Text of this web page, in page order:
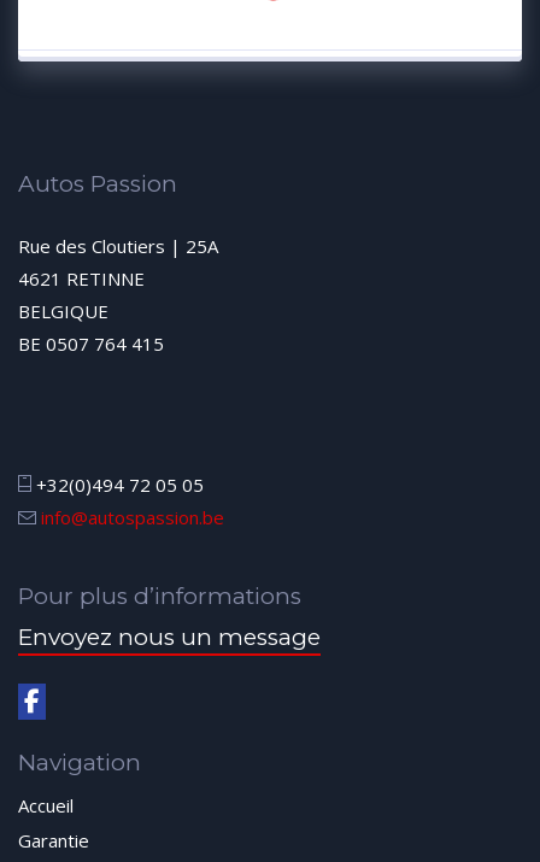
Autos Passion
Rue des Cloutiers | 25A
4621 RETINNE
BELGIQUE
BE 0507 764 415
+32(0)494 72 05 05
info@autospassion.be
Pour plus d’informations
Envoyez nous un message
Navigation
Accueil
Garantie